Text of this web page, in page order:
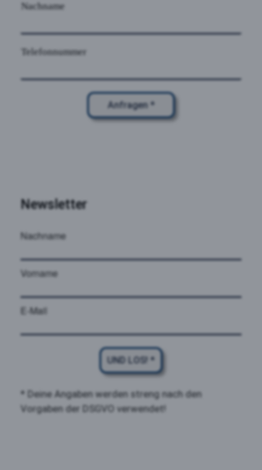
Nachname
Telefonnummer
Anfragen *
Newsletter
Nachname
Vorname
E-Mail
UND LOS! *
* Deine Angaben werden streng nach den
Vorgaben der DSGVO verwendet!